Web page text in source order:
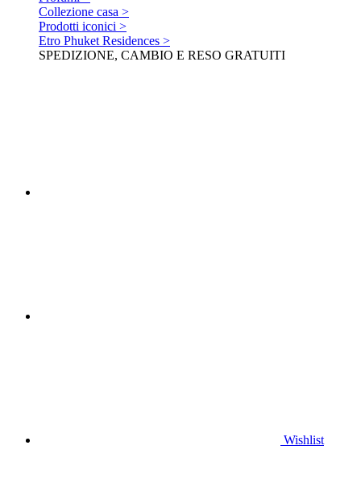
Collezione casa >
Prodotti iconici >
Etro Phuket Residences >
SPEDIZIONE, CAMBIO E RESO GRATUITI
Wishlist